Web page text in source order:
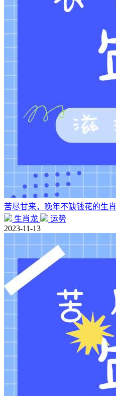
苦尽甘来，晚年不缺钱花的生肖
生肖龙
运势
2023-11-13